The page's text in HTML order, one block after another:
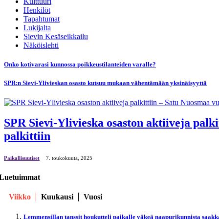
Henkilöt
Tapahtumat
Lukijalta
Sievin Kesäseikkailu
Näköislehti
Onko kotivarasi kunnossa poikkeustilanteiden varalle?
SPR:n Sievi-Ylivieskan osasto kutsuu mukaan vähentämään yksinäisyyttä
SPR Sievi-Ylivieska osaston aktiiveja
palkittiin
Paikallisuutiset 7. toukokuuta, 2025
Viikko Kuukausi Vuosi
Lemmensillan tanssit houkutteli paikalle väkeä naapurikunnista